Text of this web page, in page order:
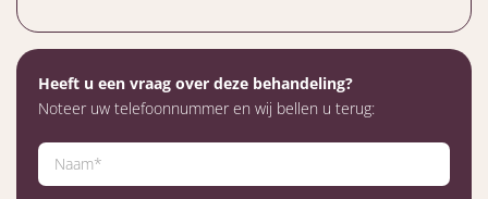
Heeft u een vraag over deze behandeling?
Noteer uw telefoonnummer en wij bellen u terug: